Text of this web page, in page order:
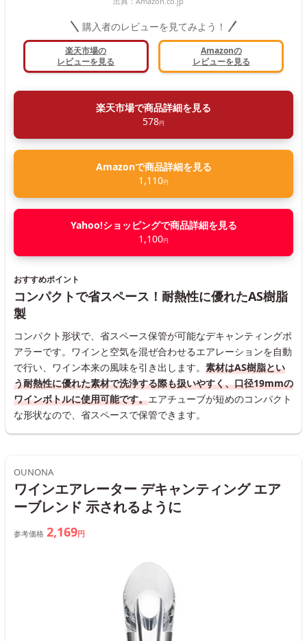
購入者のレビューを見てみよう！
楽天市場の
レビューを見る
Amazonの
レビューを見る
楽天市場で商品詳細を見る
578円
Amazonで商品詳細を見る
1,110円
Yahoo!ショッピングで商品詳細を見る
1,100円
おすすめポイント
コンパクトで省スペース！耐熱性に優れたAS樹脂
製
コンパクト形状で、省スペース保管が可能なデキャンティングポ
アラーです。ワインと空気を混ぜ合わせるエアレーションを自動
で行い、ワイン本来の風味を引き出します。 素材はAS樹脂とい
う耐熱性に優れた素材で洗浄する際も扱いやすく、口径19mmの
ワインボトルに使用可能です。エアチューブが短めのコンパクト
な形状なので、省スペースで保管できます。
OUNONA
ワインエアレーター デキャンティング エア
ーブレンド 示されるように
参考価格 2,169円